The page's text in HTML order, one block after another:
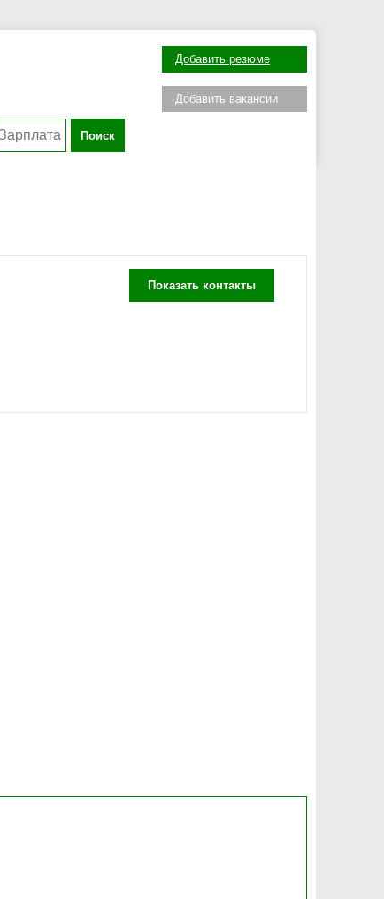
Поиск
Добавить резюме
Добавить вакансии
Показать контакты